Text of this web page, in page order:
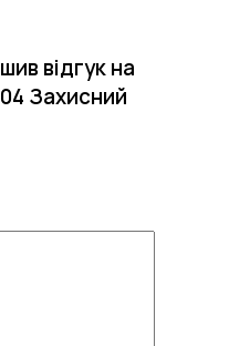
відгук на
Захисний